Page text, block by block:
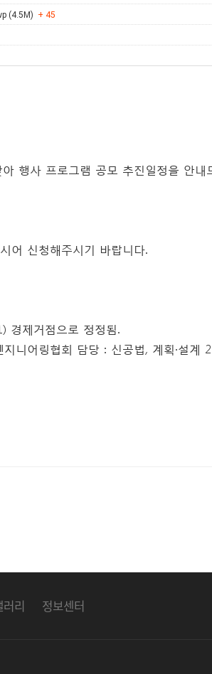
(4.5M) + 45
행사 프로그램 공모 추진일정을 안내
어 신청해주시기 바랍니다.
경제거점으로 정정됨.
: 신공법, 계획·설계 2개
러리 정보센터